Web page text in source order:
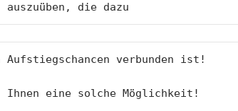
die dazu
Aufstiegschancen verbunden ist!
eine solche Möglichkeit!